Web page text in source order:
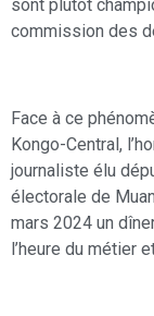
sont plutôt
commission des
Face à ce
Kongo-Central,
journaliste élu
électorale de
mars 2024 un
l’heure du métier